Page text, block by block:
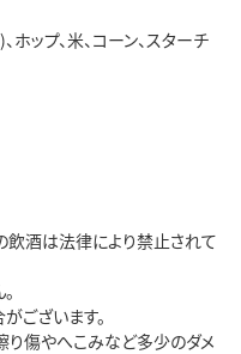
ップ、米、コーン、スターチ
酒は法律により禁止されて
ございます。
傷やへこみなど多少のダメ